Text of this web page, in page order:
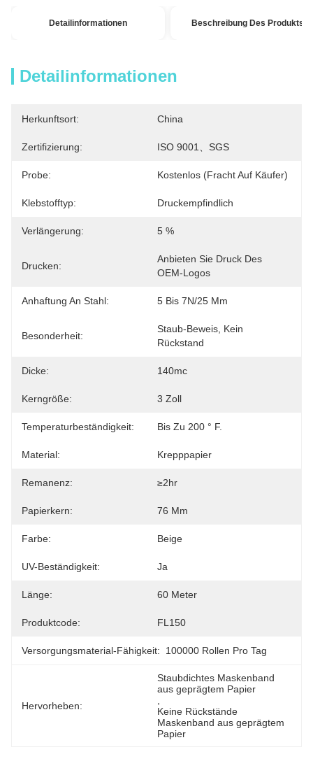
Detailinformationen Beschreibung Des Produkts
Detailinformationen
Herkunftsort: China
Zertifizierung: ISO 9001、SGS
Probe: Kostenlos (Fracht Auf Käufer)
Klebstofftyp: Druckempfindlich
Verlängerung: 5 %
Drucken:
Anbieten Sie Druck Des
OEM-Logos
Anhaftung An Stahl: 5 Bis 7N/25 Mm
Besonderheit:
Staub-Beweis, Kein
Rückstand
Dicke: 140mc
Kerngröße: 3 Zoll
Temperaturbeständigkeit: Bis Zu 200 ° F.
Material: Krepppapier
Remanenz: ≥2hr
Papierkern: 76 Mm
Farbe: Beige
UV-Beständigkeit: Ja
Länge: 60 Meter
Produktcode: FL150
Versorgungsmaterial-Fähigkeit: 100000 Rollen Pro Tag
Hervorheben:
Staubdichtes Maskenband
aus geprägtem Papier
Keine Rückstände
Maskenband aus geprägtem
Papier